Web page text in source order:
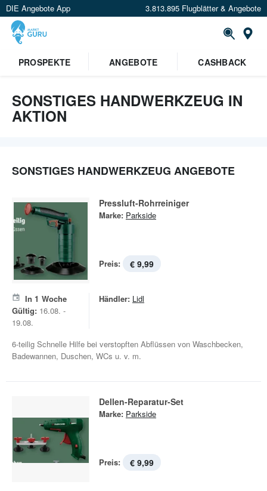
DIE Angebote App 3.813.895 Flugblätter & Angebote
PROSPEKTE
ANGEBOTE CASHBACK
SONSTIGES HANDWERKZEUG IN
AKTION
SONSTIGES HANDWERKZEUG ANGEBOTE
Pressluft-Rohrreiniger
Marke: Parkside
Preis: € 9,99
In 1 Woche
Gültig: 16.08. -
19.08.
Händler: Lidl
6-teilig Schnelle Hilfe bei verstopften Abflüssen von Waschbecken,
Badewannen, Duschen, WCs u. v. m.
Dellen-Reparatur-Set
Marke: Parkside
Preis: € 9,99